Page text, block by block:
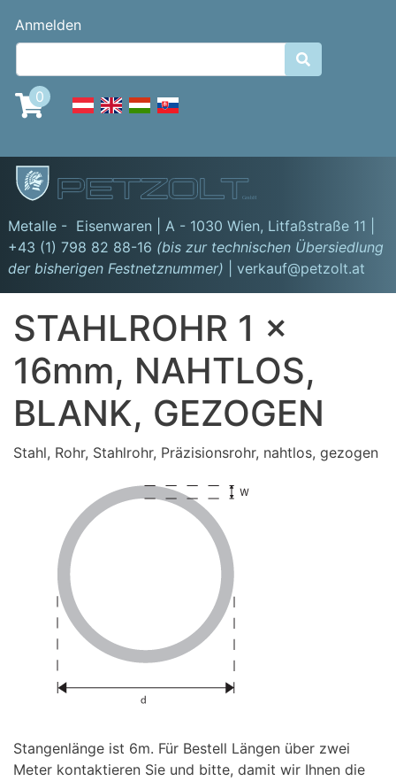
Benutzermenü
Anmelden

0
GmbH
Metalle - Eisenwaren | A - 1030 Wien, Litfaßstraße 11
+43 (1) 798 82 88-16 (bis zur technischen Übersiedlung
der bisherigen Festnetznummer)
| verkauf@petzolt.at
STAHLROHR 1 x
16mm, NAHTLOS,
BLANK, GEZOGEN
Stahl, Rohr, Stahlrohr, Präzisionsrohr, nahtlos, gezogen
Stangenlänge ist 6m. Für Bestell Längen über zwei
Meter kontaktieren Sie und bitte, damit wir Ihnen die